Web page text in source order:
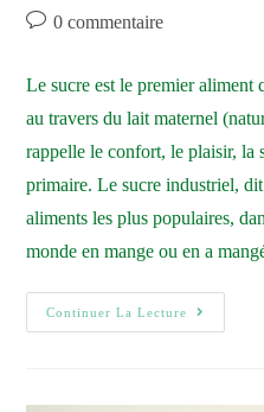
0 commentaire
Le sucre est le premier aliment
au travers du lait maternel
rappelle le confort, le plaisir, la
primaire. Le sucre industriel,
aliments les plus populaires,
monde en mange ou en a
Continuer La Lecture